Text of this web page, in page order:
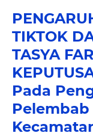
TIKTOK
TASYA
Pada